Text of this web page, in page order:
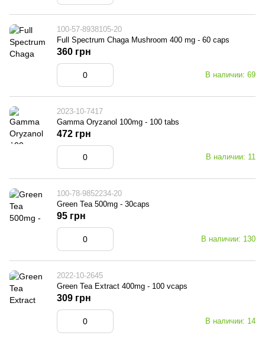
100-57-8938105-20
Full Spectrum Chaga Mushroom 400 mg - 60 caps
В наличии: 69
360 грн
2023-10-7417
Gamma Oryzanol 100mg - 100 tabs
В наличии: 11
472 грн
100-78-9852234-20
Green Tea 500mg - 30caps
В наличии: 130
95 грн
2022-10-2645
Green Tea Extract 400mg - 100 vcaps
В наличии: 14
309 грн